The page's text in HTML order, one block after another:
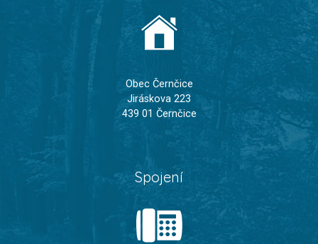
Obec Černčice
Jiráskova 223
439 01 Černčice
Spojení